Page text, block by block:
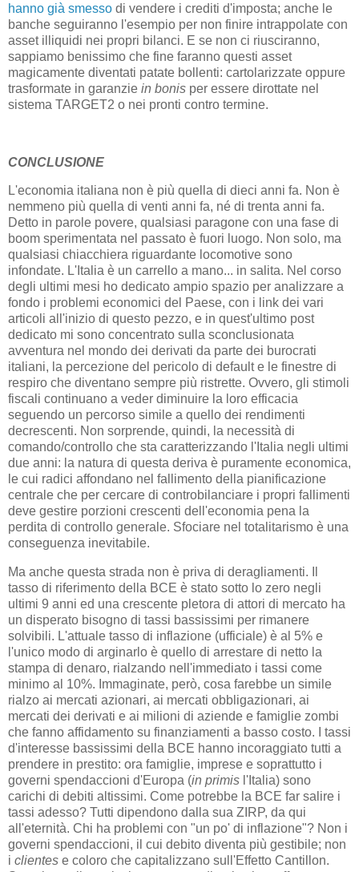
hanno già smesso di vendere i crediti d'imposta; anche le
banche seguiranno l'esempio per non finire intrappolate con
asset illiquidi nei propri bilanci. E se non ci riusciranno,
sappiamo benissimo che fine faranno questi asset
magicamente diventati patate bollenti: cartolarizzate oppure
trasformate in garanzie in bonis per essere dirottate nel
sistema TARGET2 o nei pronti contro termine.
CONCLUSIONE
L'economia italiana non è più quella di dieci anni fa. Non è
nemmeno più quella di venti anni fa, né di trenta anni fa.
Detto in parole povere, qualsiasi paragone con una fase di
boom sperimentata nel passato è fuori luogo. Non solo, ma
qualsiasi chiacchiera riguardante locomotive sono
infondate. L'Italia è un carrello a mano... in salita. Nel corso
degli ultimi mesi ho dedicato ampio spazio per analizzare a
fondo i problemi economici del Paese, con i link dei vari
articoli all'inizio di questo pezzo, e in quest'ultimo post
dedicato mi sono concentrato sulla sconclusionata
avventura nel mondo dei derivati da parte dei burocrati
italiani, la percezione del pericolo di default e le finestre di
respiro che diventano sempre più ristrette. Ovvero, gli stimoli
fiscali continuano a veder diminuire la loro efficacia
seguendo un percorso simile a quello dei rendimenti
decrescenti. Non sorprende, quindi, la necessità di
comando/controllo che sta caratterizzando l'Italia negli ultimi
due anni: la natura di questa deriva è puramente economica,
le cui radici affondano nel fallimento della pianificazione
centrale che per cercare di controbilanciare i propri fallimenti
deve gestire porzioni crescenti dell'economia pena la
perdita di controllo generale. Sfociare nel totalitarismo è una
conseguenza inevitabile.
Ma anche questa strada non è priva di deragliamenti. Il
tasso di riferimento della BCE è stato sotto lo zero negli
ultimi 9 anni ed una crescente pletora di attori di mercato ha
un disperato bisogno di tassi bassissimi per rimanere
solvibili. L'attuale tasso di inflazione (ufficiale) è al 5% e
l'unico modo di arginarlo è quello di arrestare di netto la
stampa di denaro, rialzando nell'immediato i tassi come
minimo al 10%. Immaginate, però, cosa farebbe un simile
rialzo ai mercati azionari, ai mercati obbligazionari, ai
mercati dei derivati e ai milioni di aziende e famiglie zombi
che fanno affidamento su finanziamenti a basso costo. I tassi
d'interesse bassissimi della BCE hanno incoraggiato tutti a
prendere in prestito: ora famiglie, imprese e soprattutto i
governi spendaccioni d'Europa (in primis l'Italia) sono
carichi di debiti altissimi. Come potrebbe la BCE far salire i
tassi adesso? Tutti dipendono dalla sua ZIRP, da qui
all'eternità. Chi ha problemi con "un po' di inflazione"? Non i
governi spendaccioni, il cui debito diventa più gestibile; non
i clientes e coloro che capitalizzano sull'Effetto Cantillon.